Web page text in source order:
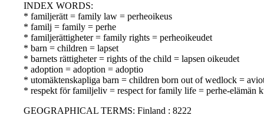
INDEX WORDS:
* familjerätt = family law = perheoikeus
* familj = family = perhe
* familjerättigheter = family rights = perheoikeudet
* barn = children = lapset
* barnets rättigheter = rights of the child = lapsen oikeudet
* adoption = adoption = adoptio
* utomäktenskapliga barn = children born out of wedlock =
* respekt för familjeliv = respect for family life = perhe-elämän
GEOGRAPHICAL TERMS: Finland : 8222